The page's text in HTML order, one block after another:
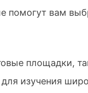
помогут вам
площадки,
изучения